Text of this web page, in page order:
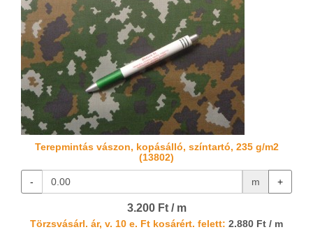
Terepmintás vászon, kopásálló, színtartó, 235 g/m2
(13802)
- m +
3.200 Ft / m
Törzsvásárl. ár, v. 10 e. Ft kosárért. felett: 2.880 Ft / m